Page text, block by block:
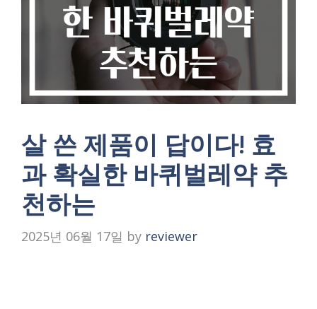
살 쓴 제품이 답이다! 효
과 확실한 바퀴벌레약 추
천하는
2025년 06월 17일 by reviewer